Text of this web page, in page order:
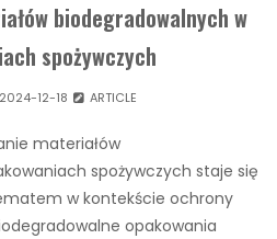
biodegradowalnych w
spożywczych
2024-12-18 ARTICLE
materiałów
spożywczych staje się
w kontekście ochrony
opakowania